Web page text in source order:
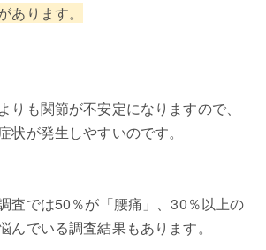
あります。
りも関節が不安定になりますので、
状が発生しやすいのです。
査では50％が「腰痛」、30％以上の
んでいる調査結果もあります。